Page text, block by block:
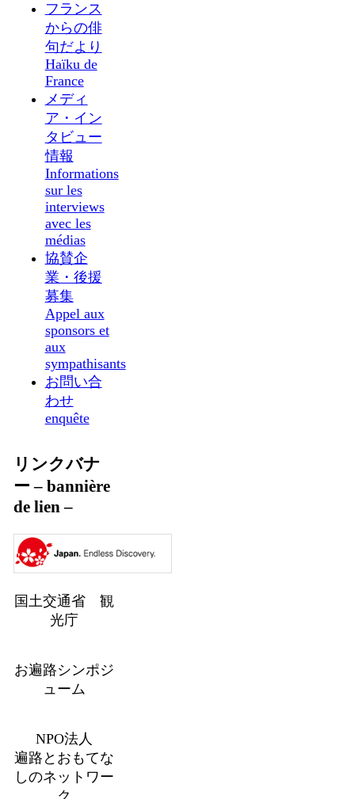
フランス
からの俳
句だより
Haïku de
France
メディ
ア・イン
タビュー
情報
Informations
sur les
interviews
avec les
médias
協賛企
業・後援
募集
Appel aux
sponsors et
aux
sympathisants
お問い合
わせ
enquête
リンクバナ
ー – bannière
de lien –
国土交通省 観
光庁
お遍路シンポジ
ューム
NPO法人
遍路とおもてな
しのネットワー
ク